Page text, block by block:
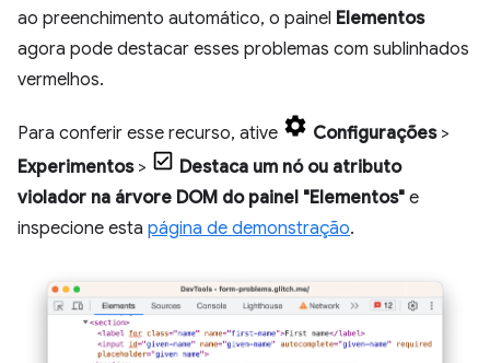
ao preenchimento automático, o painel Elementos
agora pode destacar esses problemas com sublinhados
vermelhos.
Para conferir esse recurso, ative Configurações>
Experimentos>
Destaca um nó ou atributo
violador na árvore DOM do painel "Elementos" e
inspecione esta página de demonstração.